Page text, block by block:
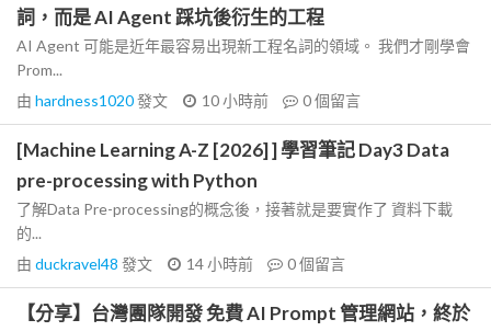
詞，而是 AI Agent 踩坑後衍生的工程
AI Agent 可能是近年最容易出現新工程名詞的領域。 我們才剛學會
Prom...
由 hardness1020發文 10 小時前 0個留言
[Machine Learning A-Z [2026] ] 學習筆記 Day3 Data
pre-processing with Python
了解Data Pre-processing的概念後，接著就是要實作了 資料下載
的...
由 duckravel48 發文 14 小時前 0個留言
【分享】台灣團隊開發 免費 AI Prompt 管理網站，終於